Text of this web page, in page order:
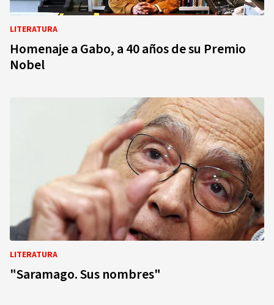
LITERATURA
Homenaje a Gabo, a 40 años de su Premio
Nobel
LITERATURA
"Saramago. Sus nombres"